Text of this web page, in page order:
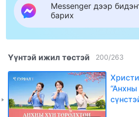
Messenger дээр
барих
Үүнтэй ижил төстэй 200/263